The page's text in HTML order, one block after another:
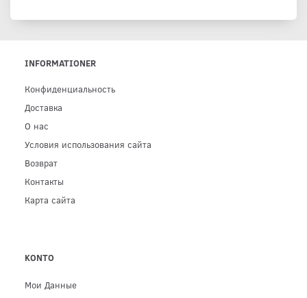
INFORMATIONER
Конфиденциальность
Доставка
О нас
Условия использования сайта
Возврат
Контакты
Карта сайта
KONTO
Мои Данные